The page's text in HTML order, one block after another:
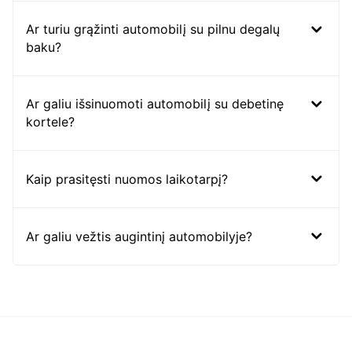
Ar turiu grąžinti automobilį su pilnu degalų
baku?
Ar galiu išsinuomoti automobilį su debetinę
kortele?
Kaip prasitęsti nuomos laikotarpį?
Ar galiu vežtis augintinį automobilyje?